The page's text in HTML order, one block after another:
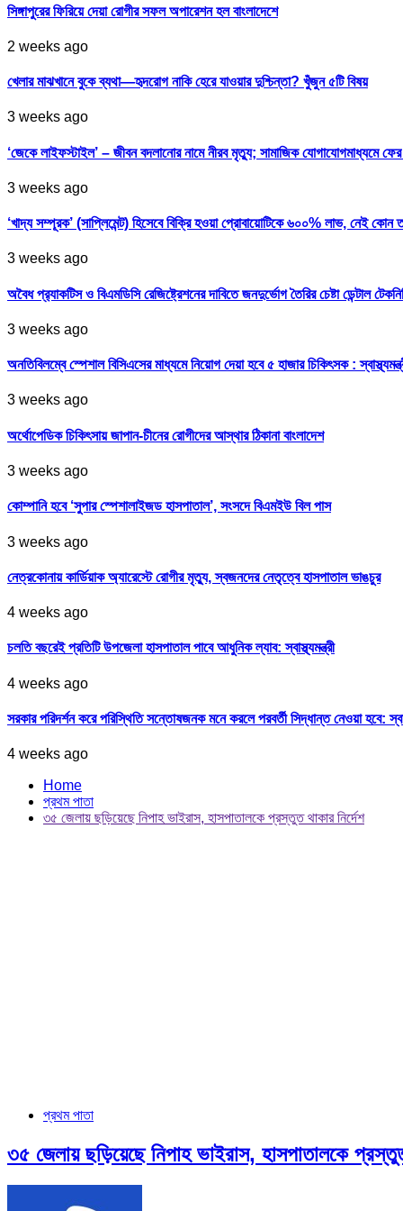
সিঙ্গাপুরের ফিরিয়ে দেয়া রোগীর সফল অপারেশন হল বাংলাদেশে
2 weeks ago
খেলার মাঝখানে বুকে ব্যথা—হৃদরোগ নাকি হেরে যাওয়ার দুশ্চিন্তা? খুঁজুন ৫টি বিষয়
3 weeks ago
‘জেকে লাইফস্টাইল’ – জীবন বদলানোর নামে নীরব মৃত্যু; সামাজিক যোগাযোগমাধ্যমে
3 weeks ago
‘খাদ্য সম্পূরক’ (সাপ্লিমেন্ট) হিসেবে বিক্রি হওয়া প্রোবায়োটিকে ৬০০% লাভ, নেই কোন
3 weeks ago
অবৈধ প্র‍্যাকটিস ও বিএমডিসি রেজিষ্ট্রেশনের দাবিতে জনদুর্ভোগ তৈরির চেষ্টা ডেন্টাল
3 weeks ago
অনতিবিলম্বে স্পেশাল বিসিএসের মাধ্যমে নিয়োগ দেয়া হবে ৫ হাজার চিকিৎসক :
3 weeks ago
অর্থোপেডিক চিকিৎসায় জাপান-চীনের রোগীদের আস্থার ঠিকানা বাংলাদেশ
3 weeks ago
কোম্পানি হবে ‘সুপার স্পেশালাইজড হাসপাতাল’, সংসদে বিএমইউ বিল পাস
3 weeks ago
নেত্রকোনায় কার্ডিয়াক অ্যারেস্টে রোগীর মৃত্যু, স্বজনদের নেতৃত্বে হাসপাতাল ভাঙচুর
4 weeks ago
চলতি বছরেই প্রতিটি উপজেলা হাসপাতাল পাবে আধুনিক ল্যাব: স্বাস্থ্যমন্ত্রী
4 weeks ago
সরকার পরিদর্শন করে পরিস্থিতি সন্তোষজনক মনে করলে পরবর্তী সিদ্ধান্ত নেওয়া হবে:
4 weeks ago
Home
প্রথম পাতা
৩৫ জেলায় ছড়িয়েছে নিপাহ ভাইরাস, হাসপাতালকে প্রস্তুত থাকার নির্দেশ
প্রথম পাতা
৩৫ জেলায় ছড়িয়েছে নিপাহ ভাইরাস, হাসপাতালকে প্রস্তুত